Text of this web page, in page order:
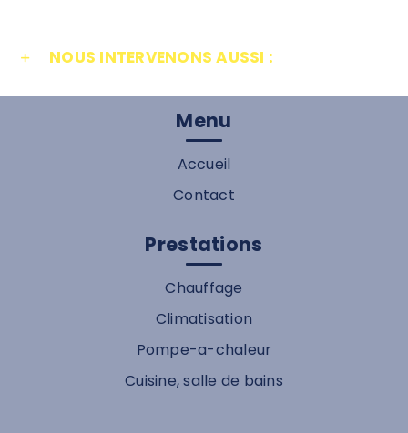
NOUS INTERVENONS AUSSI :
Menu
Accueil
Contact
Prestations
Chauffage
Climatisation
Pompe-a-chaleur
Cuisine, salle de bains